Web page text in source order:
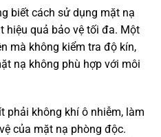
biết cách sử dụng mặt nạ
hiệu quả bảo vệ tối đa. Một
mà không kiểm tra độ kín,
nạ không phù hợp với môi
phải không khí ô nhiễm, làm
của mặt nạ phòng độc.